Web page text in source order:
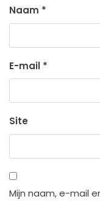
Naam *
E-mail *
Site
Mijn naam, e-mail